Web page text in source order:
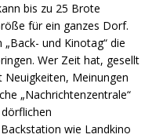
bis zu 25 Brote
für ein ganzes Dorf.
und Kinotag“ die
Wer Zeit hat, gesellt
Meinungen
„Nachrichtenzentrale“
wie Landkino